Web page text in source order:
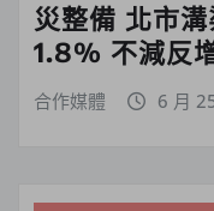
災整備 北市
1.8% 不減反
合作媒體 6 月